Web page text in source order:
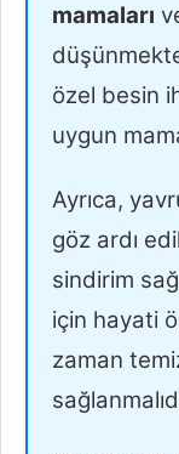
mamaları
özel besin
uygun
Ayrıca,
göz ardı
sindirim
için hayati
zaman